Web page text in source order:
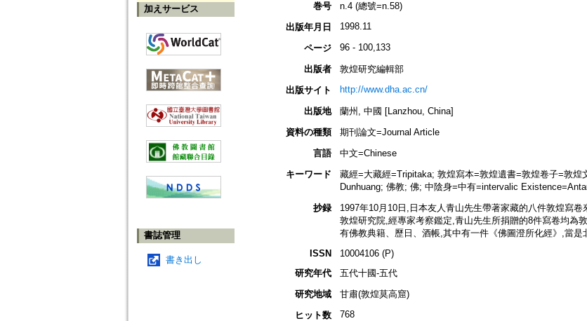
加えサービス
書誌管理
書き出し
巻号
n.4 (總號=n.58)
出版年月日
1998.11
ページ 96 - 100,133
出版者
敦煌研究編輯部
出版サイト
http://www.dha.ac.cn/
出版地
蘭州, 中國 [Lanzhou, China]
資料の種類
期刊論文=Journal Article
言語
中文=Chinese
キーワード
藏經=大藏經=Tripitaka; 敦煌寫本=敦煌遺書=敦煌卷子=敦
Dunhuang; 佛教; 佛; 中陰身=中有=intervalic
抄録
1997年10月10日,日本友人青山先生帶著家藏的八件敦煌寫
敦煌研究院,經專家考察鑑定,青山先生所捐贈的8件寫卷均為
有佛教典籍、歷日、酒帳,其中有一件《佛圖澄所化經》,當是
ISSN
10004106 (P)
研究年代
五代十國-五代
研究地域
甘肅(敦煌莫高窟)
ヒット数
768